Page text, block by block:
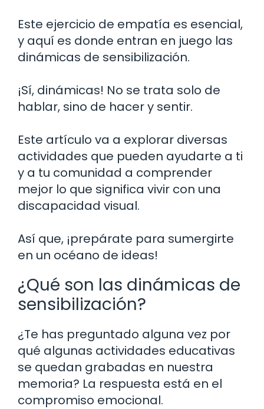
Este ejercicio de empatía es esencial,
y aquí es donde entran en juego las
dinámicas de sensibilización.
¡Sí, dinámicas! No se trata solo de
hablar, sino de hacer y sentir.
Este artículo va a explorar diversas
actividades que pueden ayudarte a ti
y a tu comunidad a comprender
mejor lo que significa vivir con una
discapacidad visual.
Así que, ¡prepárate para sumergirte
en un océano de ideas!
¿Qué son las dinámicas de
sensibilización?
¿Te has preguntado alguna vez por
qué algunas actividades educativas
se quedan grabadas en nuestra
memoria? La respuesta está en el
compromiso emocional.